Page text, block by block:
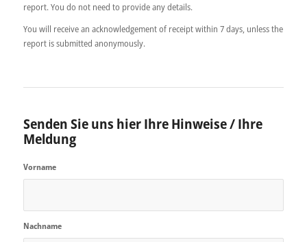
report. You do not need to provide any details.
You will receive an acknowledgement of receipt within 7 days, unless the
report is submitted anonymously.
Senden Sie uns hier Ihre Hinweise / Ihre
Meldung
Vorname
Nachname